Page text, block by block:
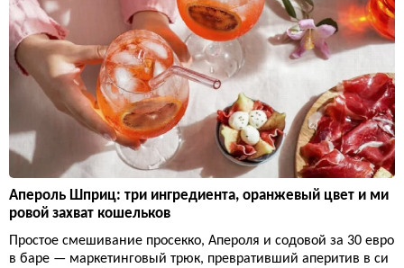
Апероль Шприц: три ингредиента, оранжевый цвет и ми
ровой захват кошельков
Простое смешивание просекко, Апероля и содовой за 30 евро
в баре — маркетинговый трюк, превративший аперитив в си